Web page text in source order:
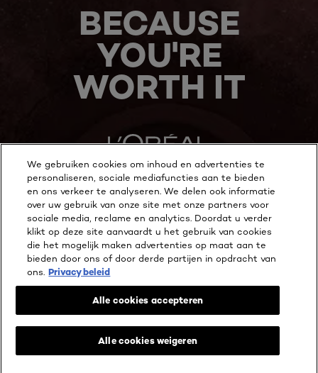
BECAUSE
YOU'RE
WORTH IT
MEER ONTDEKKEN
ADDRESS
Instagram
Facebook
YouTube
We gebruiken cookies om inhoud en advertenties te
personaliseren, sociale mediafuncties aan te bieden
en ons verkeer te analyseren. We delen ook informatie
over uw gebruik van onze site met onze partners voor
sociale media, reclame en analytics. Doordat u verder
klikt op deze site aanvaardt u het gebruik van cookies
die het mogelijk maken advertenties op maat aan te
bieden door ons of door derde partijen in opdracht van
ons. Privacy beleid
Alle cookies weigeren
Alle cookies accepteren